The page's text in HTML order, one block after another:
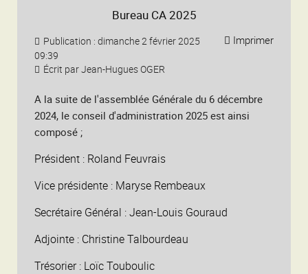
Bureau CA 2025
Imprimer
Publication : dimanche 2 février 2025
09:39
Écrit par Jean-Hugues OGER
A la suite de l'assemblée Générale du 6 décembre
2024, le conseil d'administration 2025 est ainsi
composé ;
Président : Roland Feuvrais
Vice présidente : Maryse Rembeaux
Secrétaire Général : Jean-Louis Gouraud
Adjointe : Christine Talbourdeau
Trésorier : Loïc Touboulic